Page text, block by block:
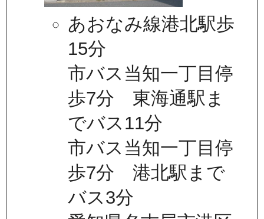
あおなみ線港北駅歩
15分
市バス当知一丁目停
歩7分 東海通駅ま
でバス11分
市バス当知一丁目停
歩7分 港北駅まで
バス3分